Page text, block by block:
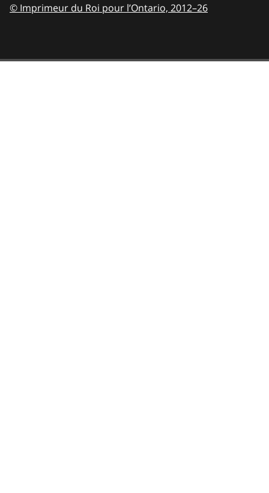
© Imprimeur du Roi pour l’Ontario, 2012–26